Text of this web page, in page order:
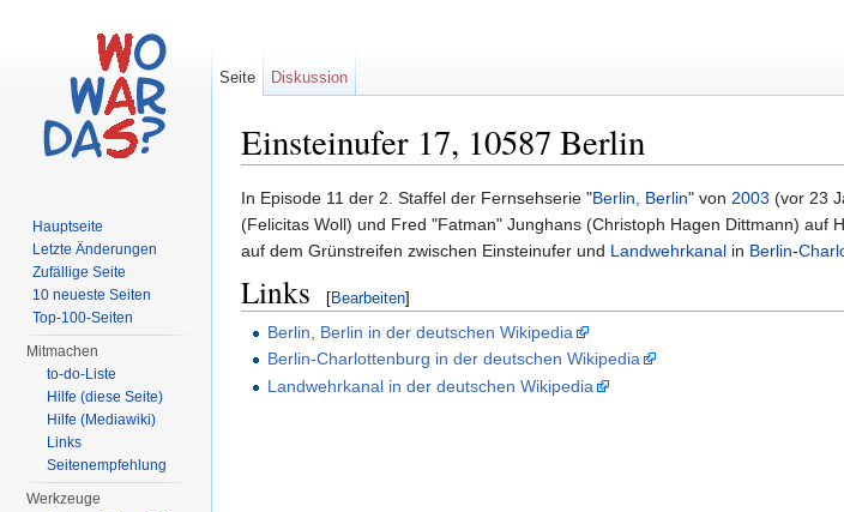
Einsteinufer 17, 10587 Berlin
In Episode 11 der 2. Staffel der Fernsehserie "Berlin, Berlin" von 2003 (vor 23
(Felicitas Woll) und Fred "Fatman" Junghans (Christoph Hagen Dittmann) auf
auf dem Grünstreifen zwischen Einsteinufer und Landwehrkanal in Berlin-
Links [Bearbeiten]
Berlin, Berlin in der deutschen Wikipedia
Berlin-Charlottenburg in der deutschen Wikipedia
Landwehrkanal in der deutschen Wikipedia
Seite Diskussion
Hauptseite
Letzte Änderungen
Zufällige Seite
10 neueste Seiten
Top-100-Seiten
Mitmachen
to-do-Liste
Hilfe (diese Seite)
Hilfe (Mediawiki)
Links
Seitenempfehlung
Werkzeuge